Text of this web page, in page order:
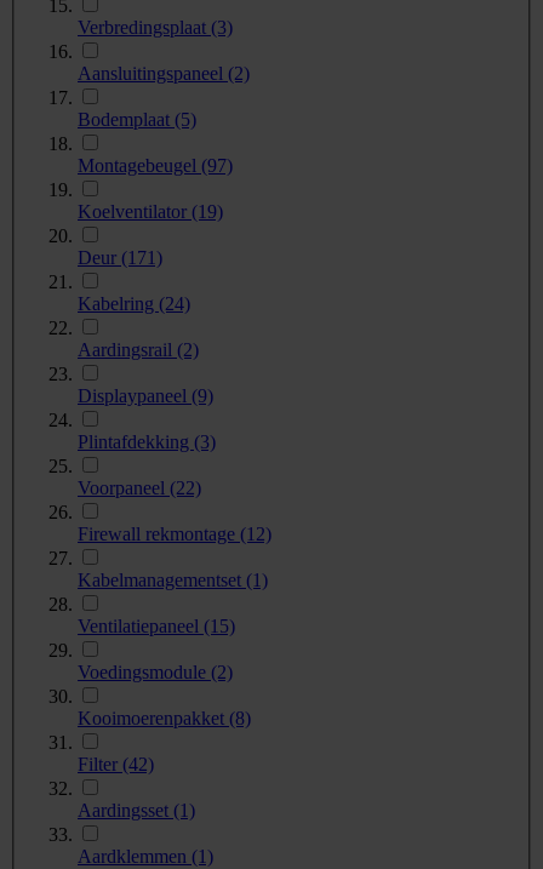
Verbredingsplaat (3)
Aansluitingspaneel (2)
Bodemplaat (5)
Montagebeugel (97)
Koelventilator (19)
Deur (171)
Kabelring (24)
Aardingsrail (2)
Displaypaneel (9)
Plintafdekking (3)
Voorpaneel (22)
Firewall rekmontage (12)
Kabelmanagementset (1)
Ventilatiepaneel (15)
Voedingsmodule (2)
Kooimoerenpakket (8)
Filter (42)
Aardingsset (1)
Aardklemmen (1)